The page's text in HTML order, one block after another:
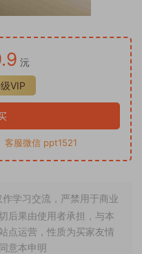
沅
VIP
| 客服微信 ppt1521
学习交流，严禁用于商业
后果由使用者承担，与本
点运营，性质为买家友情
意本申明